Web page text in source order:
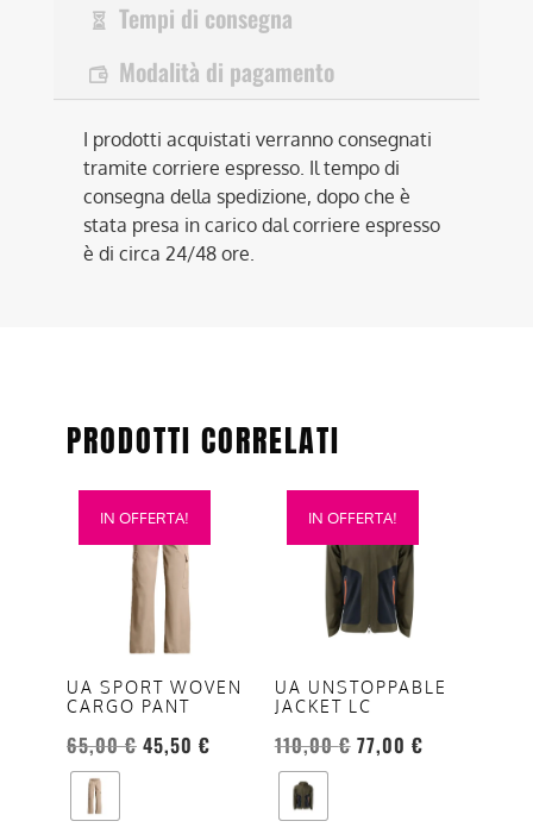
Tempi di consegna
Modalità di pagamento
I prodotti acquistati verranno consegnati
tramite corriere espresso. Il tempo di
consegna della spedizione, dopo che è
stata presa in carico dal corriere espresso
è di circa 24/48 ore.
PRODOTTI CORRELATI
IN OFFERTA!
UA SPORT WOVEN
CARGO PANT
65,00€ 45,50 €
Questo
prodotto
varianti.
opzioni
possono
essere
scelte
nella
IN OFFERTA!
UA UNSTOPPABLE
JACKET LC
110,00€ 77,00 €
Questo
prodotto
varianti.
opzioni
possono
essere
scelte
nella